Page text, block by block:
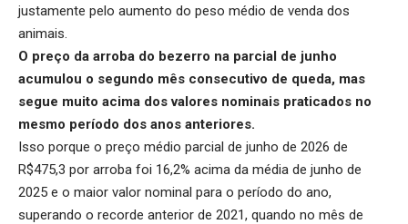
justamente pelo aumento do peso médio de venda dos
animais.
O preço da arroba do bezerro na parcial de junho
acumulou o segundo mês consecutivo de queda, mas
segue muito acima dos valores nominais praticados no
mesmo período dos anos anteriores.
Isso porque o preço médio parcial de junho de 2026 de
R$475,3 por arroba foi 16,2% acima da média de junho de
2025 e o maior valor nominal para o período do ano,
superando o recorde anterior de 2021, quando no mês de